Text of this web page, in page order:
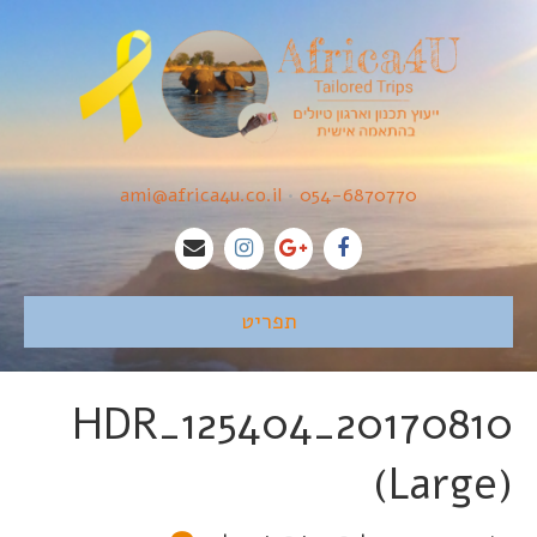
054-6870770
•
ami@africa4u.co.il
תפריט
20170810_125404_HDR
(Large)